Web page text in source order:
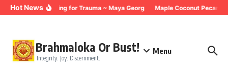
Skip to content
Hot NewsBreathing for Trauma ~ Maya Georg Maple Coconut Pecan
Brahmaloka Or Bust!
Integrity. Joy. Discernment.
Menu